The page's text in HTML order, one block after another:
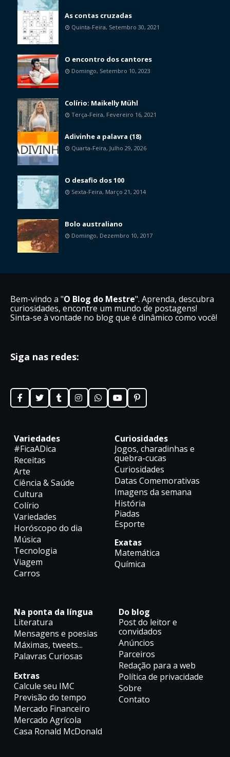
As contas cruzadas
Quinta-Feira, Setembro 30, 2021
O encontro dos cantores
Domingo, Setembro 10, 2023
Colírio: Maikelly Mühl
Terça-Feira, Fevereiro 16, 2021
Adivinhe a palavra (18)
Quarta-Feira, Julho 29, 2026
O desafio dos 100
Sexta-Feira, Março 21, 2014
Bolo australiano
Domingo, Dezembro 10, 2017
Bem-vindo a "O Blog do Mestre". Aprenda, descubra
curiosidades, encontre um mundo de postagens!
Sinta-se à vontade no blog que é dinâmico como você!
Siga nas redes:
Variedades
#FicaADica
Receitas
Arte
Ciência & Saúde
Cultura
Colírio
Variedades
Horóscopo do dia
Música
Tecnologia
Viagem
Carros
Curiosidades
Jogos, charadinhas e
quebra-cucas
Curiosidades
Datas Comemorativas
Imagens da semana
História
Piadas
Esporte
Exatas
Matemática
Química
Na ponta da língua
Literatura
Mensagens e poesias
Máximas, tweets...
Palavras Curiosas
Extras
Calcule seu IMC
Previsão do tempo
Mercado Financeiro
Mercado Agrícola
Casa Ronald McDonald
Do blog
Post do leitor e
convidados
Anúncios
Parceiros
Redação para a web
Política de privacidade
Sobre
Contato